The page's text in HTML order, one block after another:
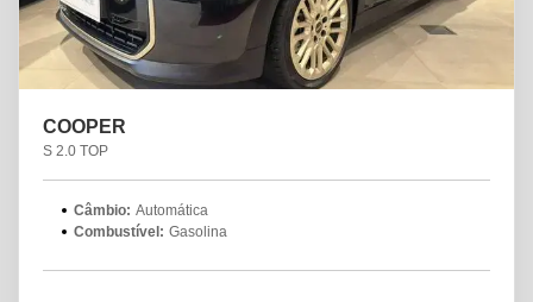
COOPER
S 2.0 TOP
Câmbio: Automática
Combustível: Gasolina